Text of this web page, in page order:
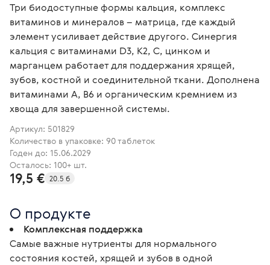
Три биодоступные формы кальция, комплекс
витаминов и минералов – матрица, где каждый
элемент усиливает действие другого. Синергия
кальция с витаминами D3, K2, C, цинком и
марганцем работает для поддержания хрящей,
зубов, костной и соединительной ткани. Дополнена
витаминами А, В6 и органическим кремнием из
хвоща для завершенной системы.
Артикул: 501829
Количество в упаковке: 90 таблеток
Годен до: 15.06.2029
Осталось: 100+ шт.
19,5 € 20.5 б
О продукте
Комплексная поддержка
Самые важные нутриенты для нормального
состояния костей, хрящей и зубов в одной